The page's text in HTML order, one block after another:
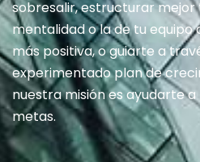
sobresalir, estructurar
mentalidad o la de tu equipo
más positiva, o guiarte a
experimentado plan de
nuestra misión es ayudarte
metas.